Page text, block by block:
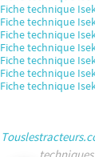
Fiche technique
Fiche technique
Fiche technique
Fiche technique
Fiche technique
Fiche technique
Fiche technique